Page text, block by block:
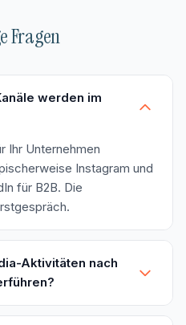
Fragen
werden im
Ihr Unternehmen
Instagram und
für B2B. Die
Aktivitäten nach
Content-Plan für 3